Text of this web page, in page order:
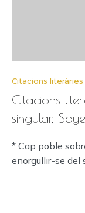
Citacions literàries
Citacions
singular,
* Cap poble
enorgullir-se del